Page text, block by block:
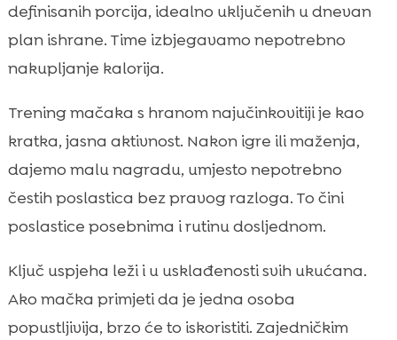
definisanih porcija, idealno uključenih u dnevan
plan ishrane. Time izbjegavamo nepotrebno
nakupljanje kalorija.
Trening mačaka s hranom najučinkovitiji je kao
kratka, jasna aktivnost. Nakon igre ili maženja,
dajemo malu nagradu, umjesto nepotrebno
čestih poslastica bez pravog razloga. To čini
poslastice posebnima i rutinu dosljednom.
Ključ uspjeha leži i u usklađenosti svih ukućana.
Ako mačka primjeti da je jedna osoba
popustljivija, brzo će to iskoristiti. Zajedničkim